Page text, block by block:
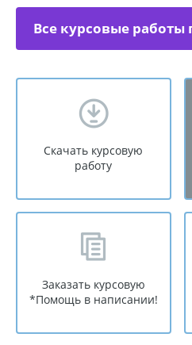
Все курсовые
Скачать курсовую
работу
Заказать курсовую
*Помощь в написании!